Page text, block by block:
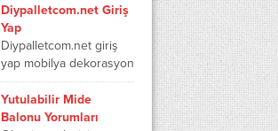
salgıların
temizlenmesine...
prozac hangi
hastalıklara iyi gelir ve
prozac 20 mg bağımlılık
yapar...
Diypalletcom.net Giriş
Yap
Diypalletcom.net giriş
yap mobilya dekorasyon
için tasarlanmış
mükemmel bir sitedir.
Kullanıcı üyeler
Yutulabilir Mide
Balonu Yorumları